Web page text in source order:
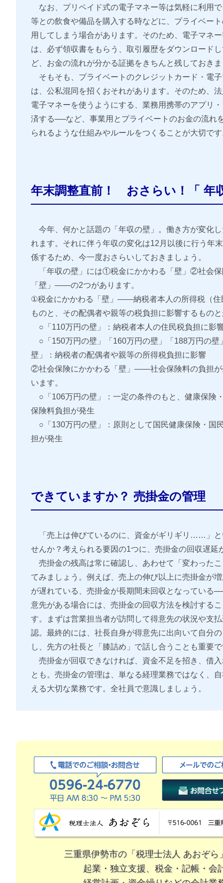
なお、プリペイド式の電子マネー等は気軽に利用
等との飲食や備品を購入する時などに、プライベー
用してしまう場合があります。そのため、電子マネ
は、必ず領収書をもらう、取引履歴をダウンロード
ど、お金の流れが分かる証拠をきちんと残しておき
そもそも、プライベートのクレジットカード・電
は、公私混同を招くおそれがあります。そのため、
電子マネーを使うようにする、業務用携帯のアプリ
済する──など、事業用とプライベートのお金の流れ
られるような仕組みやルールをつくることが大切で
年末調整直前！ おさらい！「 年
今年、何かと話題の「年収の壁」。働き方が変化
れます。それに伴う年収の変化は12月以後に行う年
係するため、今一度おさらいしておきましょう。
「年収の壁」には①税金にかかわる「壁」②社会保
「壁」――の2つがあります。
①税金にかかわる「壁」――納税者本人の所得税（住
ものと、その配偶者や親等の税負担に影響するもの
○「110万円の壁」：納税者本人の住民税負担に影
○「150万円の壁」「160万円の壁」「188万円の壁
壁」：納税者の配偶者や親等の所得税負担に影響
②社会保険にかかわる「壁」――社会保険料の負担が
います。
○「106万円の壁」：一定の条件のもと、健康保険
保険料負担が発生
○「130万円の壁」：原則として国民健康保険・国
担が発生
できていますか？ 売掛金の管理
「売上は伸びているのに、資金がギリギリ……」と
せんか？考えられる要因の1つに、売掛金の回収遅延
売掛金の残高は常に確認し、あわせて「変わった
てみましょう。例えば、売上の伸び以上に売掛金が
が遅れている、売掛金が長期間未回収となっている
意先がある場合には、売掛金の回収方法を検討する
す。まずは営業担当者が訪問して得意先の状況や支
認。最終的には、社長自身が得意先に出向いて自分
し、先方の社長と「膝詰め」で話し合うことも重要
売掛金が回収できなければ、資金不足を招き、借
とも。売掛金の管理は、単なる経理業務ではなく、
える大切な業務です。全社員で意識しましょう。
三重県伊勢市の「税理士法人 あおぞら
起業・独立支援、税金・記帳・会